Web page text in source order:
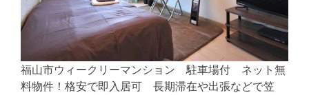
福山市ウィークリーマンション 駐車場付 ネット無
料物件！格安で即入居可 長期滞在や出張などで笠